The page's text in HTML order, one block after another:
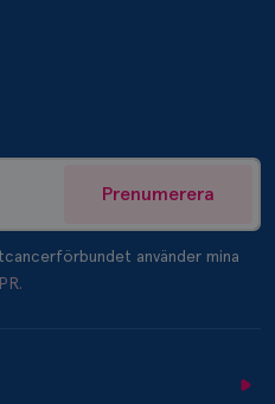
Prenumerera
använder mina